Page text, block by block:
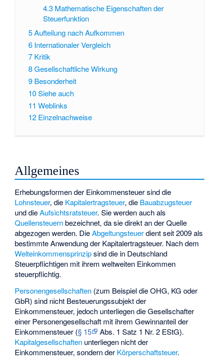
4.3 Mathematische Eigenschaften der
Steuerfunktion
5Aufteilung nach Aufkommen
6 Internationaler Vergleich
7 Kritik
8Gesellschaftliche Wirkung
9 Besonderheit
10Siehe auch
11 Weblinks
12 Einzelnachweise
Allgemeines
Erhebungsformen der Einkommensteuer sind die
Lohnsteuer, die Kapitalertragsteuer, die Bauabzugsteuer
und dieAufsichtsratsteuer. Sie werden auch als
Quellensteuernbezeichnet, da sie direkt an der Quelle
abgezogen werden. DieAbgeltungsteuerdient seit 2009 als
bestimmte Anwendung der Kapitalertragsteuer. Nach dem
Welteinkommensprinzipsind die in Deutschland
Steuerpflichtigen mit ihrem weltweiten Einkommen
steuerpflichtig.
Personengesellschaften (zum Beispiel die OHG, KG oder
GbR) sind nicht Besteuerungssubjekt der
Einkommensteuer, jedoch unterliegen die Gesellschafter
einer Personengesellschaft mit ihrem Gewinnanteil der
Einkommensteuer (§ 15
Abs. 1 Satz 1 Nr. 2 EStG).
Kapitalgesellschaften unterliegen nicht der
Einkommensteuer, sondern der Körperschaftsteuer.